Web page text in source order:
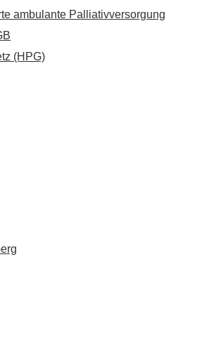
ambulante Palliativversorgung
(HPG)